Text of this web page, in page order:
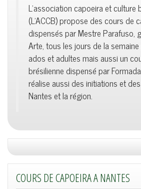
L'association capoeira et culture
(L'ACCB) propose des cours de
dispensés par Mestre Parafuso,
Arte, tous les jours de la
ados et adultes mais aussi un
brésilienne dispensé par
réalise aussi des initiations et
Nantes et la région.
COURS DE CAPOEIRA A NANTES